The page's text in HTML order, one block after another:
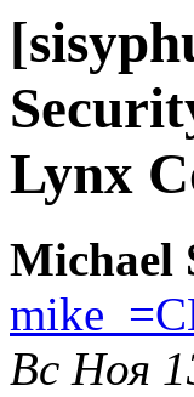
Lynx
Michael
Вс Ноя